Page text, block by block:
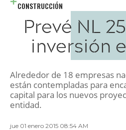
CONSTRUCCIÓN
Prevé NL
inversión
Alrededor de 18 empresas
están contempladas para
capital para los nuevos
entidad.
jue 01 enero 2015 08:54 AM